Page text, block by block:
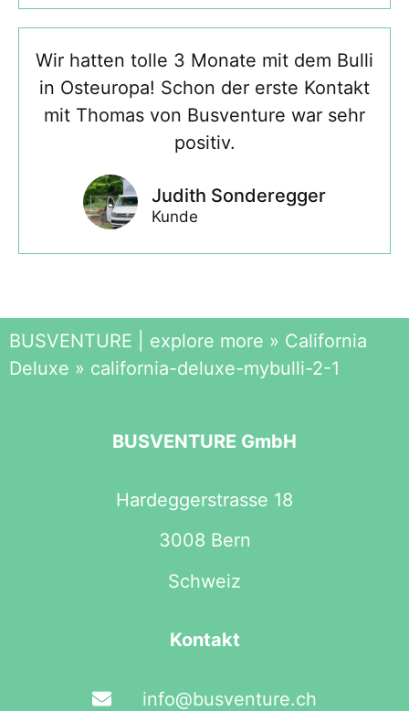
Wir hatten tolle 3 Monate mit dem Bulli
in Osteuropa! Schon der erste Kontakt
mit Thomas von Busventure war sehr
positiv.
Judith Sonderegger
Kunde
BUSVENTURE | explore more » California
Deluxe » california-deluxe-mybulli-2-1
BUSVENTURE GmbH
Hardeggerstrasse 18
3008 Bern
Schweiz
Kontakt
info@busventure.ch